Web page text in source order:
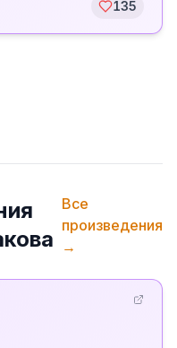
135
Все
произведения
→